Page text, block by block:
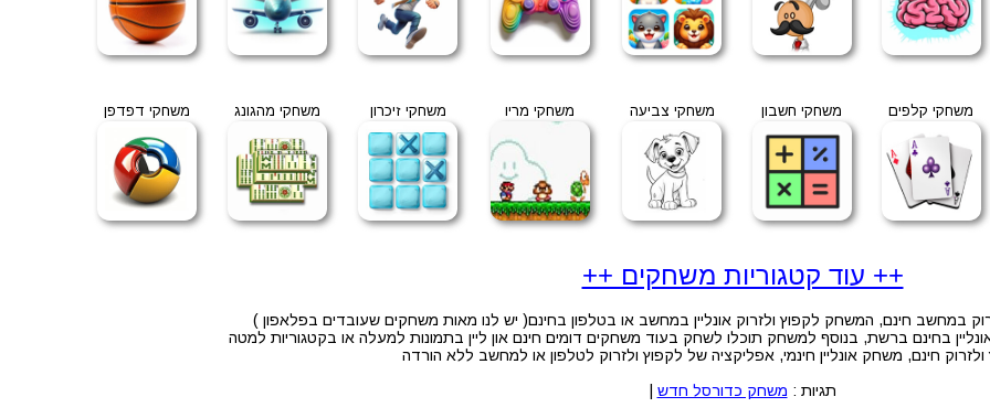
משחקי קלפים משחקי חשבון משחקי צביעה משחקי מריו משחקי זיכרון משחקי מהגונג משחקי דפדפן
++ עוד קטגוריות משחקים ++
במחשב חינם, המשחק לקפוץ ולזרוק אונליין במחשב או בטלפון בחינם( יש לנו מאות משחקים שעובדים בפלאפון )
בחינם ברשת, בנוסף למשחק תוכלו לשחק בעוד משחקים דומים חינם און ליין בתמונות למעלה או בקטגוריות למטה
חינם, משחק אונליין חינמי, אפליקציה של לקפוץ ולזרוק לטלפון או למחשב ללא הורדה
תגיות : משחק כדורסל חדש